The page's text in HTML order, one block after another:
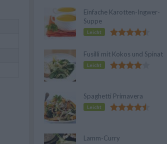
Einfache Karotten-Ingwer-
Suppe
Leicht
Fusilli mit Kokos und Spinat
Leicht
Spaghetti Primavera
Leicht
Lamm-Curry